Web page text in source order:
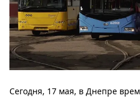
Сегодня, 17 мая, в Днепре